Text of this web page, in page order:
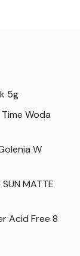
5g
Woda
W
SUN MATTE
Acid Free 8